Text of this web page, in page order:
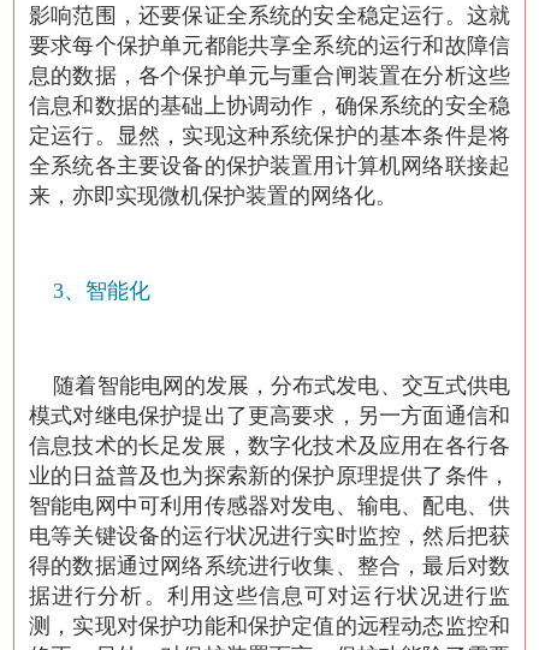
影响范围，还要保证全系统的安全稳定运行。这就
要求每个保护单元都能共享全系统的运行和故障信
息的数据，各个保护单元与重合闸装置在分析这些
信息和数据的基础上协调动作，确保系统的安全稳
定运行。显然，实现这种系统保护的基本条件是将
全系统各主要设备的保护装置用计算机网络联接起
来，亦即实现微机保护装置的网络化。
3、智能化
随着智能电网的发展，分布式发电、交互式供电
模式对继电保护提出了更高要求，另一方面通信和
信息技术的长足发展，数字化技术及应用在各行各
业的日益普及也为探索新的保护原理提供了条件，
智能电网中可利用传感器对发电、输电、配电、供
电等关键设备的运行状况进行实时监控，然后把获
得的数据通过网络系统进行收集、整合，最后对数
据进行分析。利用这些信息可对运行状况进行监
测，实现对保护功能和保护定值的远程动态监控和